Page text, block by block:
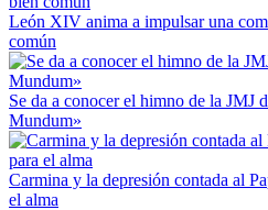
León XIV anima a impulsar una
común
Se da a conocer el himno de la JMJ
Mundum»
Carmina y la depresión contada al
el alma